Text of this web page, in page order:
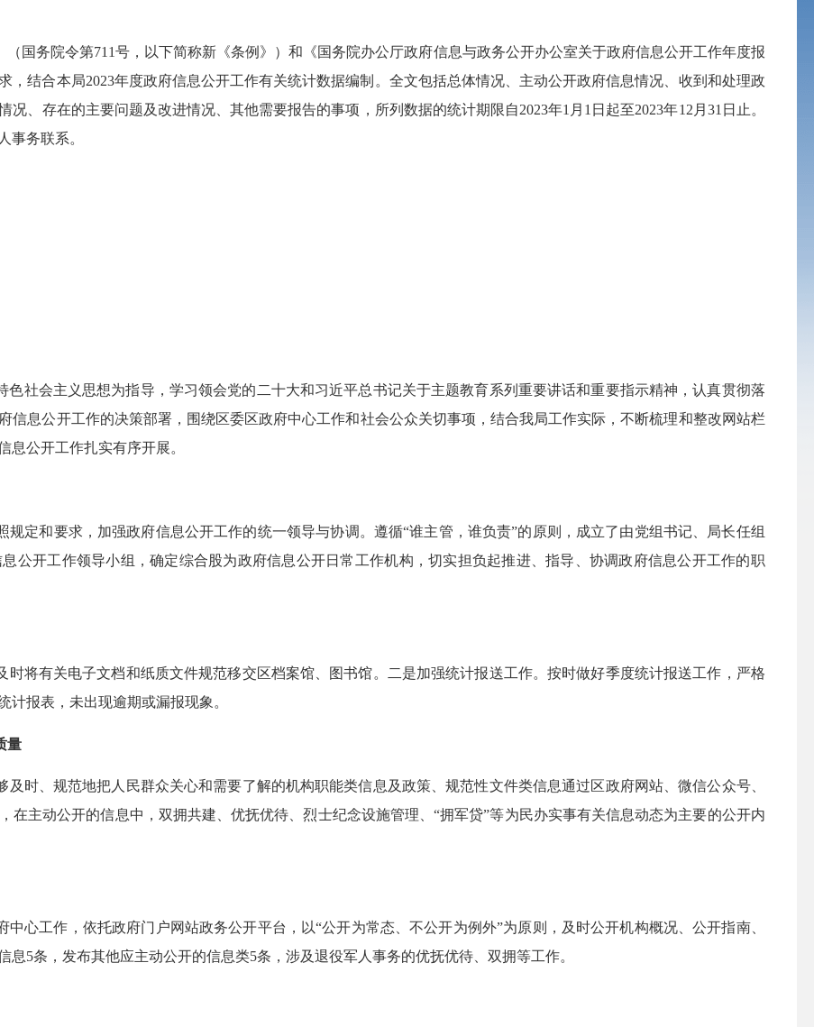
（国务院令第711号，以下简称新《条例》）和《国务院办公厅政府信息与政务公开办公室关于政府信息公开工作年度报
，结合本局2023年度政府信息公开工作有关统计数据编制。全文包括总体情况、主动公开政府信息情况、收到和处理政
、存在的主要问题及改进情况、其他需要报告的事项，所列数据的统计期限自2023年1月1日起至2023年12月31日止。
事务联系。
色社会主义思想为指导，学习领会党的二十大和习近平总书记关于主题教育系列重要讲话和重要指示精神，认真贯彻落
信息公开工作的决策部署，围绕区委区政府中心工作和社会公众关切事项，结合我局工作实际，不断梳理和整改网站栏
息公开工作扎实有序开展。
定和要求，加强政府信息公开工作的统一领导与协调。遵循“谁主管，谁负责”的原则，成立了由党组书记、局长任组
公开工作领导小组，确定综合股为政府信息公开日常工作机构，切实担负起推进、指导、协调政府信息公开工作的职
将有关电子文档和纸质文件规范移交区档案馆、图书馆。二是加强统计报送工作。按时做好季度统计报送工作，严格
报表，未出现逾期或漏报现象。
量
时、规范地把人民群众关心和需要了解的机构职能类信息及政策、规范性文件类信息通过区政府网站、微信公众号、
在主动公开的信息中，双拥共建、优抚优待、烈士纪念设施管理、“拥军贷”等为民办实事有关信息动态为主要的公开内
心工作，依托政府门户网站政务公开平台，以“公开为常态、不公开为例外”为原则，及时公开机构概况、公开指南、
5条，发布其他应主动公开的信息类5条，涉及退役军人事务的优抚优待、双拥等工作。